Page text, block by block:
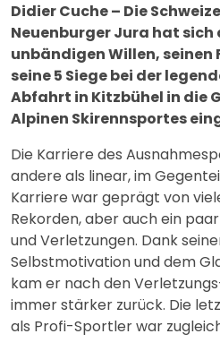
Didier Cuche – Die
Neuenburger Jura hat sich
unbändigen Willen, seinen
seine 5 Siege bei der
Abfahrt in Kitzbühel in die
Alpinen Skirennsportes
Die Karriere des
andere als linear, im
Karriere war geprägt von
Rekorden, aber auch ein
und Verletzungen. Dank
Selbstmotivation und dem
kam er nach den
immer stärker zurück. Die
als Profi-Sportler war